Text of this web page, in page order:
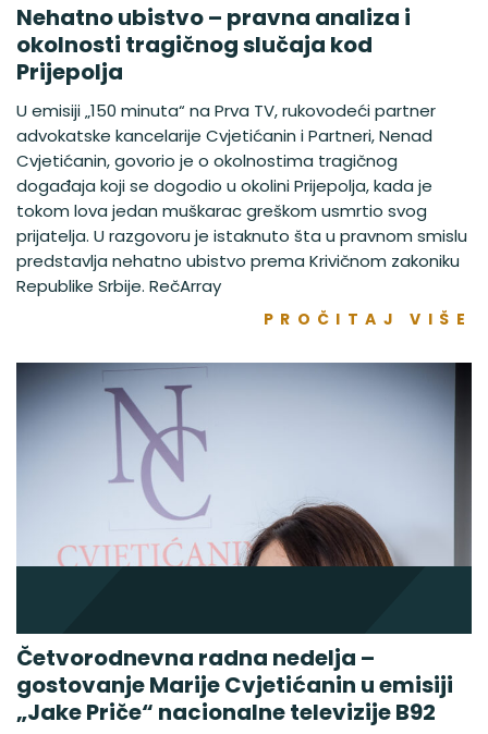
Nehatno ubistvo – pravna analiza i
okolnosti tragičnog slučaja kod
Prijepolja
U emisiji „150 minuta“ na Prva TV, rukovodeći partner
advokatske kancelarije Cvjetićanin i Partneri, Nenad
Cvjetićanin, govorio je o okolnostima tragičnog
događaja koji se dogodio u okolini Prijepolja, kada je
tokom lova jedan muškarac greškom usmrtio svog
prijatelja. U razgovoru je istaknuto šta u pravnom smislu
predstavlja nehatno ubistvo prema Krivičnom zakoniku
Republike Srbije. RečArray
PROČITAJ VIŠE
Četvorodnevna radna nedelja –
gostovanje Marije Cvjetićanin u emisiji
„Jake Priče“ nacionalne televizije B92